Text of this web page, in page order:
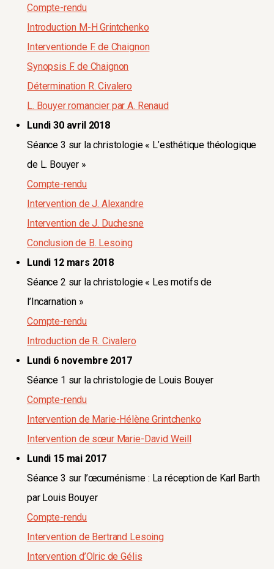
Compte-rendu
Introduction M-H Grintchenko
Interventionde F. de Chaignon
Synopsis F. de Chaignon
Détermination R. Civalero
L. Bouyer romancier par A. Renaud
Lundi 30 avril 2018
Séance 3 sur la christologie « L’esthétique théologique
de L. Bouyer »
Compte-rendu
Intervention de J. Alexandre
Intervention de J. Duchesne
Conclusion de B. Lesoing
Lundi 12 mars 2018
Séance 2 sur la christologie « Les motifs de
l’Incarnation »
Compte-rendu
Introduction de R. Civalero
Lundi 6 novembre 2017
Séance 1 sur la christologie de Louis Bouyer
Compte-rendu
Intervention de Marie-Hélène Grintchenko
Intervention de sœur Marie-David Weill
Lundi 15 mai 2017
Séance 3 sur l’œcuménisme : La réception de Karl Barth
par Louis Bouyer
Compte-rendu
Intervention de Bertrand Lesoing
Intervention d’Olric de Gélis